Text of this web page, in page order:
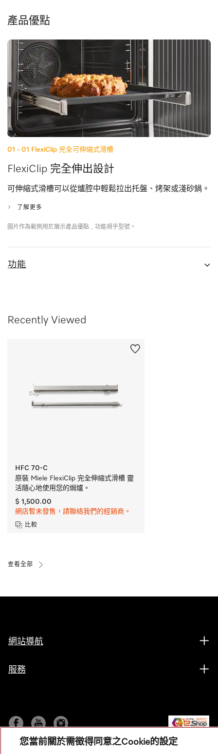
產品優點
01 - 01 FlexiClip 完全可伸縮式滑槽
FlexiClip 完全伸出設計
可伸縮式滑槽可以從爐腔中輕鬆拉出托盤、烤架或淺砂鍋。
了解更多
圖片作為範例用於展示產品優點﹐功能視乎型號。
功能
Recently Viewed
HFC 70-C
原裝 Miele FlexiClip 完全伸縮式滑槽 靈
活隨心地使用您的焗爐。
$ 1,500.00
網店暫未發售，請聯絡我們的經銷商。
比較
查看全部
網站導航
服務
您當前關於需徵得同意之Cookie的設定